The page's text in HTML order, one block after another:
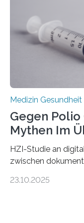
Hertie-Institut für
Schwachstelle im
Medulloblastoms
Stiftung
Medizin Gesundheit
Gegen
Mythen Im
HZI-Studie an
zwischen
Kinderlähmung, ist
23.10.2025